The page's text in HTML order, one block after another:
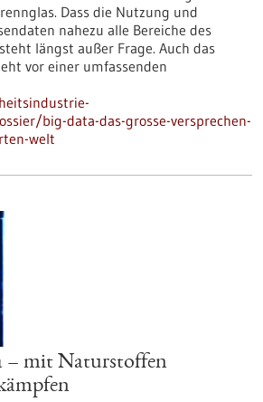
Dass die Nutzung und
nahezu alle Bereiche des
längst außer Frage. Auch das
vor einer umfassenden
big-data-das-grosse-versprechen-
welt
– mit Naturstoffen